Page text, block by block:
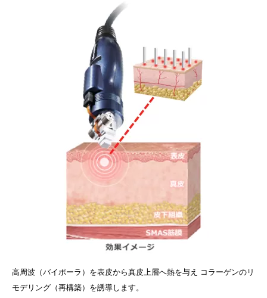
高周波（バイポーラ）を表皮から真皮上層へ熱を与え コラーゲンのリ
モデリング（再構築）を誘導します。